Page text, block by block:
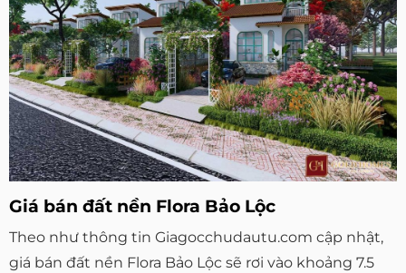
Giá bán đất nền Flora Bảo Lộc
Theo như thông tin Giagocchudautu.com cập nhật,
giá bán đất nền Flora Bảo Lộc sẽ rơi vào khoảng 7.5